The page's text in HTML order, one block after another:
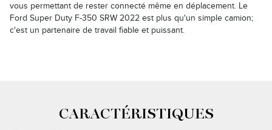
vous permettant de rester connecté même en déplacement. Le
Ford Super Duty F-350 SRW 2022 est plus qu'un simple camion;
c'est un partenaire de travail fiable et puissant.
CARACTÉRISTIQUES